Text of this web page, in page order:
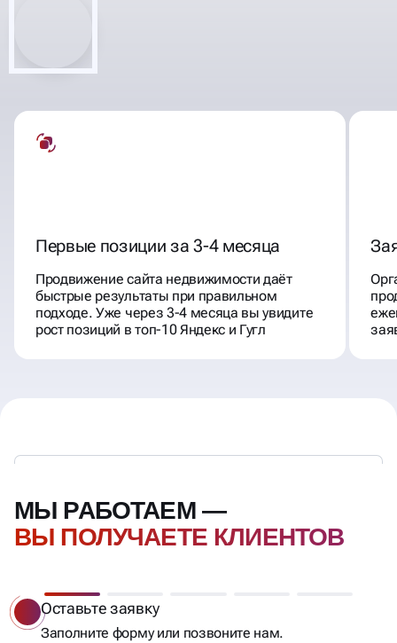
Первые позиции за 3-4 месяца
Продвижение сайта недвижимости даёт
быстрые результаты при правильном
подходе. Уже через 3-4 месяца вы увидите
рост позиций в топ-10 Яндекс и Гугл
МЫ РАБОТАЕМ —
ВЫ ПОЛУЧАЕТЕ КЛИЕНТОВ
Оставьте заявку
Заполните форму или позвоните нам.